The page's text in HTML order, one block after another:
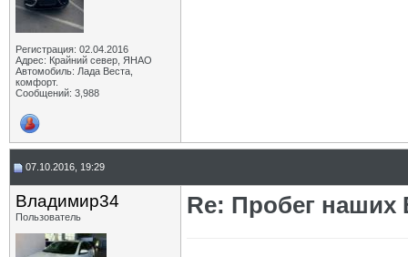
Регистрация: 02.04.2016
Адрес: Крайний север, ЯНАО
Автомобиль: Лада Веста,
комфорт.
Сообщений: 3,988
07.10.2016, 19:29
Владимир34
Пользователь Re: Пробег наших